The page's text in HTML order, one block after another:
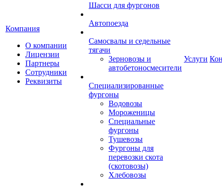
Компания
О компании
Лицензии
Партнеры
Сотрудники
Реквизиты
Шасси для фургонов
Автопоезда
Самосвалы и седельные
тягачи
Зерновозы и
автобетоносмесители
Специализированные
фургоны
Водовозы
Мороженицы
Специальные
фургоны
Тушевозы
Фургоны для
перевозки скота
(скотовозы)
Хлебовозы
Услуги